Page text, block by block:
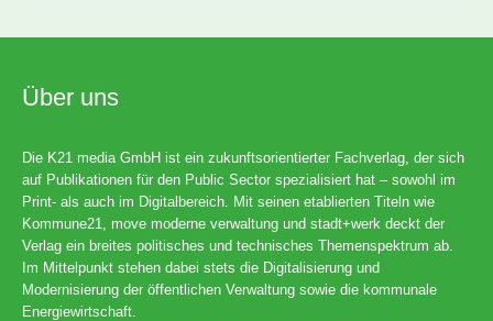
Über uns
Die K21 media GmbH ist ein zukunftsorientierter Fachverlag, der sich
auf Publikationen für den Public Sector spezialisiert hat – sowohl im
Print- als auch im Digitalbereich. Mit seinen etablierten Titeln wie
Kommune21, move moderne verwaltung und stadt+werk deckt der
Verlag ein breites politisches und technisches Themenspektrum ab.
Im Mittelpunkt stehen dabei stets die Digitalisierung und
Modernisierung der öffentlichen Verwaltung sowie die kommunale
Energiewirtschaft.